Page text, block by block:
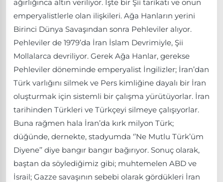
ağırlığınca altın veriliyor. İşte bir Şii tarikatı ve onun
emperyalistlerle olan ilişkileri. Ağa Hanların yerini
Birinci Dünya Savaşından sonra Pehleviler alıyor.
Pehleviler de 1979’da İran İslam Devrimiyle, Şii
Mollalarca devriliyor. Gerek Ağa Hanlar, gerekse
Pehleviler döneminde emperyalist İngilizler; İran’dan
Türk varlığını silmek ve Pers kimliğine dayalı bir İran
oluşturmak için sistemli bir çalışma yürütüyorlar. İran
tarihinden Türkleri ve Türkçeyi silmeye çalışıyorlar.
Buna rağmen hala İran’da kırk milyon Türk;
düğünde, dernekte, stadyumda ‘’Ne Mutlu Türk’üm
Diyene’’ diye bangır bangır bağırıyor. Sonuç olarak,
baştan da söylediğimiz gibi; muhtemelen ABD ve
İsrail; Gazze savaşının sebebi olarak gördükleri İran